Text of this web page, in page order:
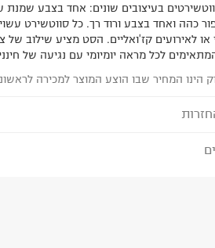
של 3 סווטשירטים בעיצובים שונים: אחד בצבע
כהה ואחד בצבע ורוד רך. כל סווטשירט
או לאירועים קז'ואליים. הסט מציע שילוב של
לכל מראה יומיומי עם נגיעה של
הינו המחיר שבו הוצע המוצר למכירה
המשלוח המתאימה לכם,